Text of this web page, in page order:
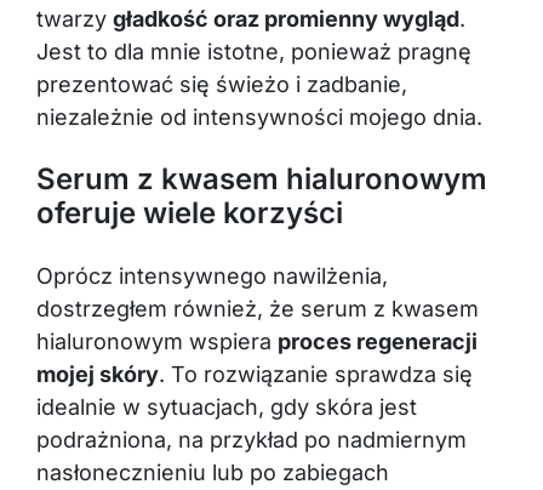
twarzy gładkość oraz promienny wygląd.
Jest to dla mnie istotne, ponieważ pragnę
prezentować się świeżo i zadbanie,
niezależnie od intensywności mojego dnia.
Serum z kwasem hialuronowym
oferuje wiele korzyści
Oprócz intensywnego nawilżenia,
dostrzegłem również, że serum z kwasem
hialuronowym wspiera proces regeneracji
mojej skóry. To rozwiązanie sprawdza się
idealnie w sytuacjach, gdy skóra jest
podrażniona, na przykład po nadmiernym
nasłonecznieniu lub po zabiegach